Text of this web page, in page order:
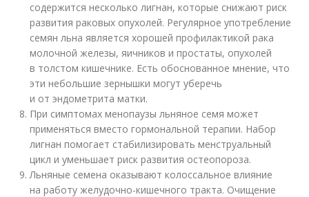
содержится несколько лигнан, которые снижают риск
развития раковых опухолей. Регулярное употребление
семян льна является хорошей профилактикой рака
молочной железы, яичников и простаты, опухолей
в толстом кишечнике. Есть обоснованное мнение, что
эти небольшие зернышки могут уберечь
и от эндометрита матки.
При симптомах менопаузы льняное семя может
применяться вместо гормональной терапии. Набор
лигнан помогает стабилизировать менструальный
цикл и уменьшает риск развития остеопороза.
Льняные семена оказывают колоссальное влияние
на работу желудочно-кишечного тракта. Очищение